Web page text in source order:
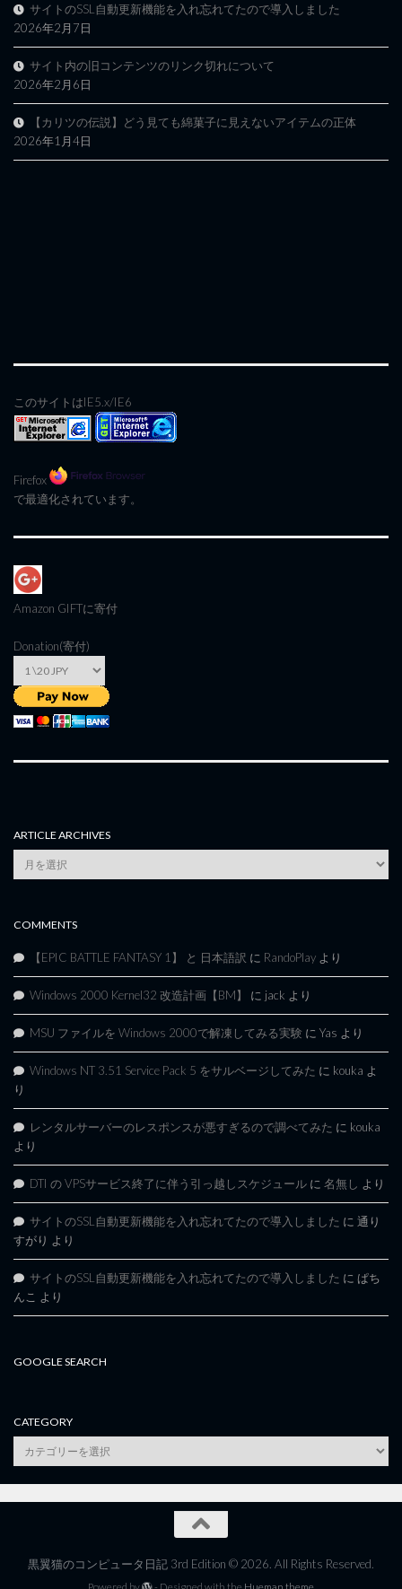
サイトのSSL自動更新機能を入れ忘れてたので導入しました
2026年2月7日
サイト内の旧コンテンツのリンク切れについて
2026年2月6日
【カリツの伝説】どう見ても綿菓子に見えないアイテムの正体
2026年1月4日
このサイトはIE5.x/IE6
Firefox
で最適化されています。
Amazon GIFTに寄付
Donation(寄付)
ARTICLE ARCHIVES
Article
Archives
COMMENTS
【EPIC BATTLE FANTASY 1】 と 日本語訳 に RandoPlay より
Windows 2000 Kernel32 改造計画【BM】 に jack より
MSU ファイルを Windows 2000で解凍してみる実験 に Yas より
Windows NT 3.51 Service Pack 5 をサルベージしてみた に kouka よ
り
レンタルサーバーのレスポンスが悪すぎるので調べてみた に kouka
より
DTI の VPSサービス終了に伴う引っ越しスケジュール に 名無し より
サイトのSSL自動更新機能を入れ忘れてたので導入しました に 通り
すがり より
サイトのSSL自動更新機能を入れ忘れてたので導入しました に ぱち
んこ より
GOOGLE SEARCH
CATEGORY
category
黒翼猫のコンピュータ日記 3rd Edition © 2026. All Rights Reserved.
Powered by - Designed with the Hueman theme